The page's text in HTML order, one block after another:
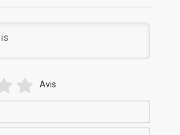
Avis
Nom*
E-